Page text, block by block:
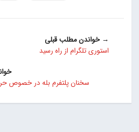
→ خواندن مطلب قبلی
استوری تلگرام از راه رسید
سخنان پلتفرم بله در خصوص